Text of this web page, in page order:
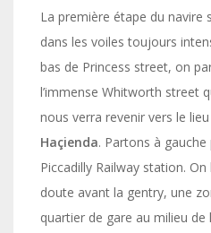
La première étape du navire
dans les voiles toujours
bas de Princess street, on
l’immense Whitworth street
nous verra revenir vers le lieu
Haçienda. Partons à gauche
Piccadilly Railway station.
doute avant la gentry, une
quartier de gare au milieu de